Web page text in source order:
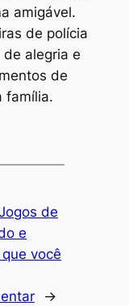
amigável.
de polícia
alegria e
de
família.
de
e
você
→